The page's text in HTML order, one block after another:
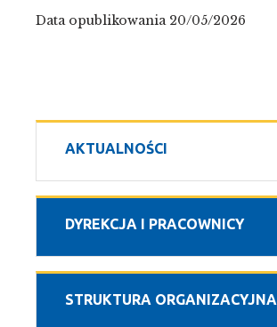
AKTUALNOŚCI
DYREKCJA I PRACOWNICY
STRUKTURA ORGANIZACYJNA
Data opublikowania 20/05/2026